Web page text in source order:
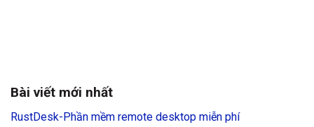
Bài viết mới nhất
RustDesk-Phần mềm remote desktop miễn phí